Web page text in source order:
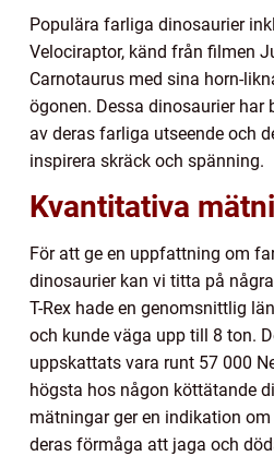
Populära farliga dinosaurier
Velociraptor, känd från filmen
Carnotaurus med sina horn-
ögonen. Dessa dinosaurier har
av deras farliga utseende och
inspirera skräck och spänning.
Kvantitativa
För att ge en uppfattning om
dinosaurier kan vi titta på
T-Rex hade en genomsnittlig
och kunde väga upp till 8 ton.
uppskattats vara runt 57 000
högsta hos någon köttätande
mätningar ger en indikation
deras förmåga att jaga och